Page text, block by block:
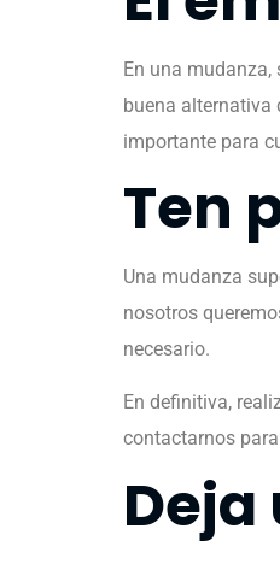
En una
buena alternativa
importante para
Ten
Una mudanza
nosotros
necesario.
En definitiva,
contactarnos